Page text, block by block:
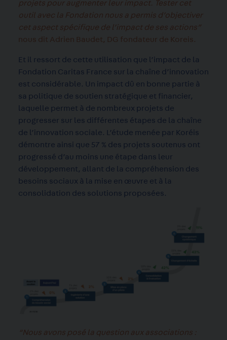
projets pour augmenter leur impact. Tester cet
outil avec la Fondation nous a permis d’objectiver
cet aspect spécifique de l’impact de ses actions”
nous dit Adrien Baudet, DG fondateur de Koreis.
Et il ressort de cette utilisation que l’impact de la
Fondation Caritas France sur la chaîne d’innovation
est considérable. Un impact dû en bonne partie à
sa politique de soutien stratégique et financier,
laquelle permet à de nombreux projets de
progresser sur les différentes étapes de la chaîne
de l’innovation sociale. L’étude menée par Koréis
démontre ainsi que 57 % des projets soutenus ont
progressé d’au moins une étape dans leur
développement, allant de la compréhension des
besoins sociaux à la mise en œuvre et à la
consolidation des solutions proposées.
“Nous avons posé la question aux associations :